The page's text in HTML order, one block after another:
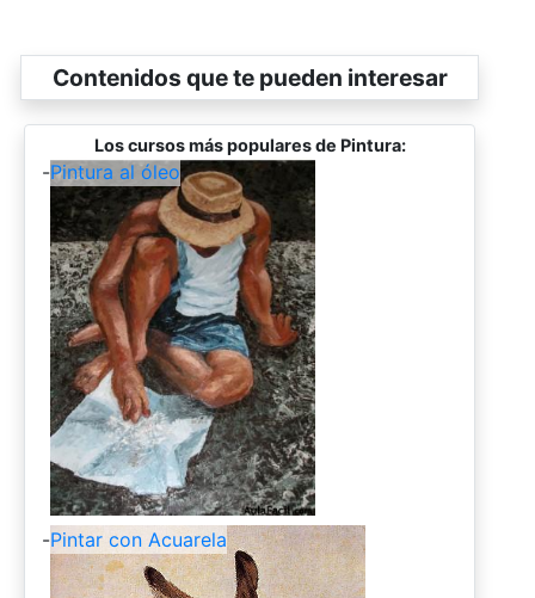
Contenidos que te pueden interesar
Los cursos más populares de Pintura:
-Pintura al óleo
-Pintar con Acuarela